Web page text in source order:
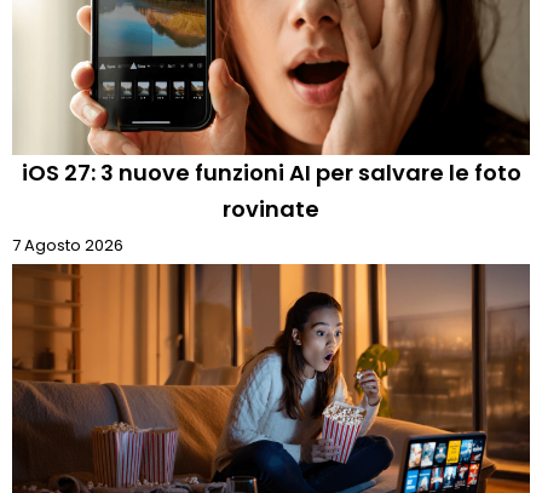
iOS 27: 3 nuove funzioni AI per salvare le foto
rovinate
7 Agosto 2026